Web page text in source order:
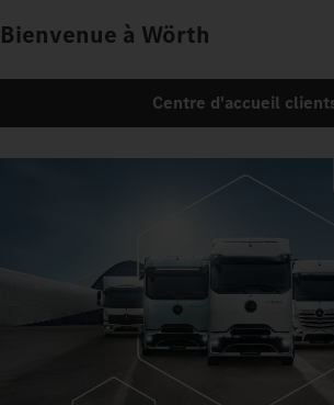
Bienvenue à Wörth
Centre d'accueil